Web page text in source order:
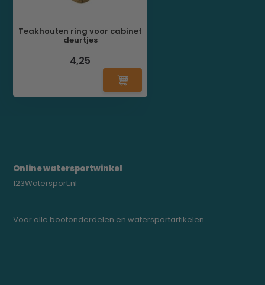
Teakhouten ring voor cabinet
deurtjes
4,25
Online watersportwinkel
123Watersport.nl
Voor alle bootonderdelen en watersportartikelen